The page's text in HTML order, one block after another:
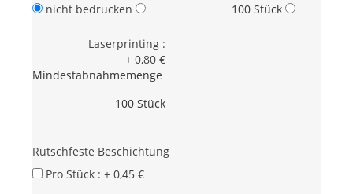
nicht bedrucken
100 Stück
Laserprinting :
+ 0,80 €
Mindestabnahmemenge
100 Stück
Rutschfeste Beschichtung
Pro Stück : + 0,45 €